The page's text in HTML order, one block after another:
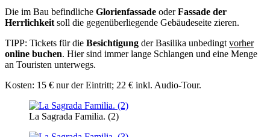
Die im Bau befindliche Glorienfassade oderFassade der
Herrlichkeit soll die gegenüberliegende Gebäudeseite zieren.
TIPP: Tickets für die Besichtigung der Basilika unbedingt vorher
online buchen. Hier sind immer lange Schlangen und eine Menge
an Touristen unterwegs.
Kosten: 15 € nur der Eintritt; 22 € inkl. Audio-Tour.
La Sagrada Familia. (2)